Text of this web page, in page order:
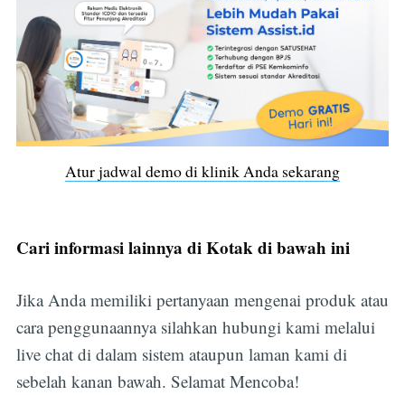
Atur jadwal demo di klinik Anda sekarang
Cari informasi lainnya di Kotak di bawah ini
Jika Anda memiliki pertanyaan mengenai produk atau
cara penggunaannya silahkan hubungi kami melalui
live chat di dalam sistem ataupun laman kami di
sebelah kanan bawah. Selamat Mencoba!